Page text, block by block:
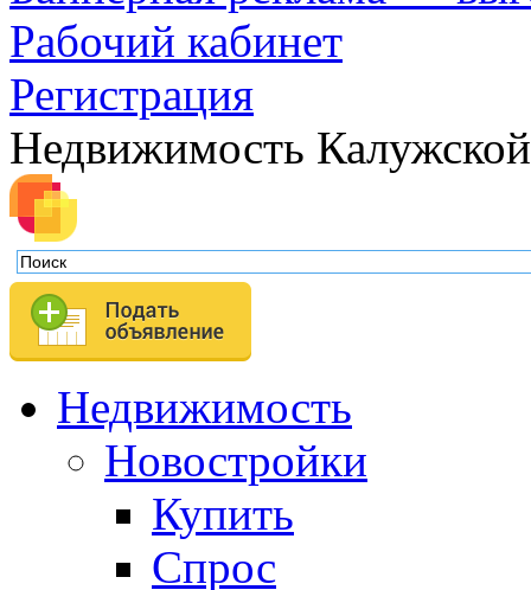
Рабочий кабинет
Регистрация
Недвижимость
Недвижимость
Новостройки
Купить
Спрос